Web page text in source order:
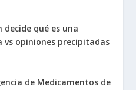
decide qué es una
vs opiniones precipitadas
de Medicamentos de